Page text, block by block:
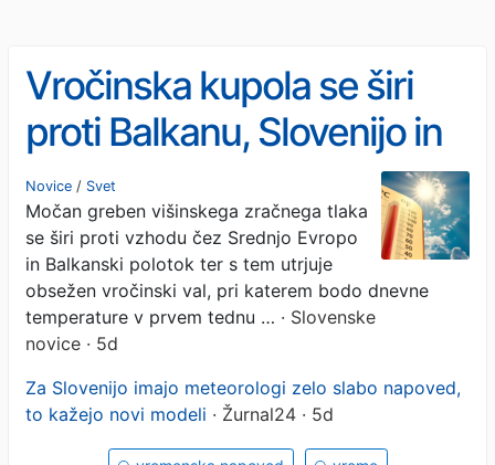
Vročinska kupola se širi
proti Balkanu, Slovenijo in
okolico čakajo
temperature nad 40 °C
Novice / Svet
Močan greben višinskega zračnega tlaka
se širi proti vzhodu čez Srednjo Evropo
in Balkanski polotok ter s tem utrjuje
obsežen vročinski val, pri katerem bodo dnevne
temperature v prvem tednu … · Slovenske
novice · 5d
Za Slovenijo imajo meteorologi zelo slabo napoved,
to kažejo novi modeli · Žurnal24 · 5d